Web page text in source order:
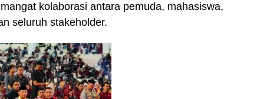
kolaborasi antara pemuda, mahasiswa,
seluruh stakeholder.